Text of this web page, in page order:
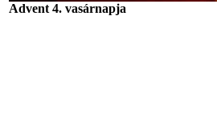
Advent 4. vasárnapja